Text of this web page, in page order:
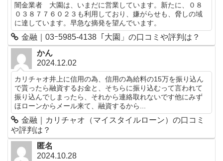
闇金業者 大園は、いまだに営業しています。新たに、０８
０３８７７６０２３も利用しており、嫌がらせも、脅しの域
に達しています。早急な摘発を望んでいます。
金融｜03ｰ5985-4138「大園」の口コミや評判は？
かん
2024.12.02
カリチャオ井上に信用の為、信用の為給料の15万を振り込ん
で貰ったら融資するお金と、そちらに振り込むって言われて
振り込んでしまったら、それから連絡取れないです他にみず
ほローンからメール来て、融資するから...
金融｜カリチャオ（マイスタイルローン）の口コミ
や評判は？
匿名
2024.10.28